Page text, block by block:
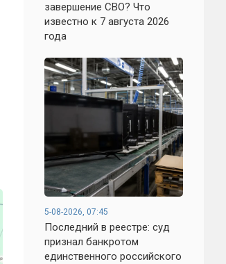
завершение СВО? Что
известно к 7 августа 2026
года
5-08-2026, 07:45
Последний в реестре: суд
признал банкротом
единственного российского